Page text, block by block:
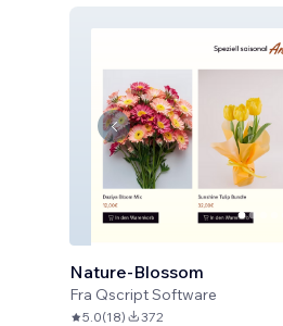
Nature-Blossom
Fra Qscript Software
5.0(18) 372